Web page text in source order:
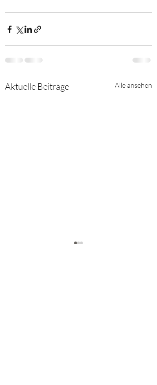
Aktuelle Beiträge Alle ansehen